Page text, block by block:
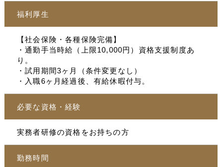
福利厚生
【社会保険・各種保険完備】
・通勤手当時給（上限10,000円）資格支援制度あ
り。
・試用期間3ヶ月（条件変更なし）
・入職6ヶ月経過後、有給休暇付与。
必要な資格・経験
実務者研修の資格をお持ちの方
勤務時間